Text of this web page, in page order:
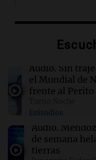
El AMOC se
04:00 Deportes
Polémica en el
corredores que
a hospitales
03:32 Mundo
Rescate invernal
estadounidense
Nueva Zelanda
Audio. Sin
el Mundial de
frente al
Episodios
Audio.
de semana
tierras